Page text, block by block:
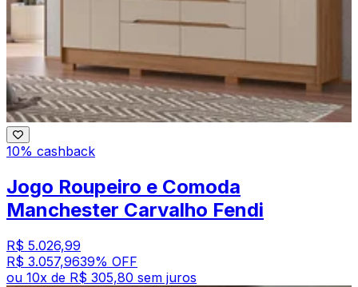
10% cashback
Jogo Roupeiro e Comoda
Manchester Carvalho Fendi
R$ 5.026,99
R$ 3.057,9639% OFF
ou 10x de R$ 305,80 sem juros